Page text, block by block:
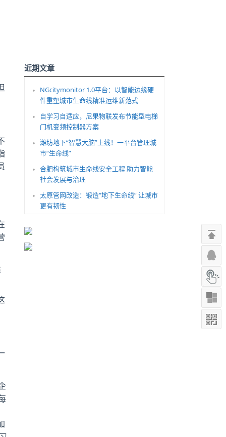
近期文章
NGcitymonitor 1.0平台：以智能边缘硬
件重塑城市生命线精准运维新范式
自学习自适应，尼果物联发布节能型电梯
门机变频控制器方案
潍坊地下“智慧大脑”上线！一平台管理城
市“生命线”
合肥构筑城市生命线安全工程 助力智能
社会发展与治理
太原管网改造：锻造“地下生命线” 让城市
更有韧性